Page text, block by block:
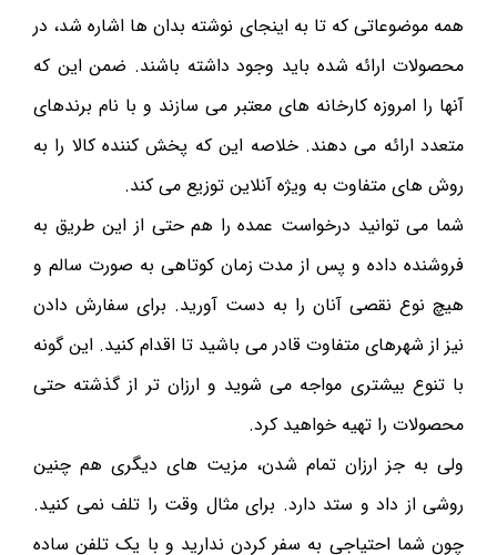
همه موضوعاتی که تا به اینجای نوشته بدان‌ ها اشاره شد، در
محصولات ارائه شده باید وجود داشته باشند. ضمن این که
آنها را امروزه کارخانه های معتبر می سازند و با نام برندهای
متعدد ارائه می دهند. خلاصه این که پخش کننده کالا را به
روش های متفاوت به ویژه آنلاین توزیع می کند.
شما می توانید درخواست عمده را هم حتی از این طریق به
فروشنده داده و پس از مدت زمان کوتاهی به صورت سالم و
هیچ نوع نقصی آنان را به دست آورید. برای سفارش دادن
نیز از شهرهای متفاوت قادر می باشید تا اقدام کنید. این گونه‌
با تنوع بیشتری مواجه می شوید و ارزان تر از گذشته حتی
محصولات را تهیه خواهید کرد.
ولی به جز ارزان تمام شدن، مزیت های دیگری هم چنین
روشی از داد و ستد دارد. برای مثال وقت را تلف نمی کنید.
چون شما احتیاجی به سفر کردن ندارید و با یک تلفن ساده